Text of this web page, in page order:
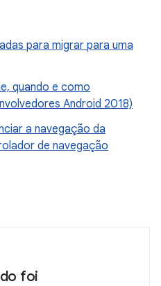
para migrar para uma
quando e como
Android 2018)
a navegação da
de navegação
foi